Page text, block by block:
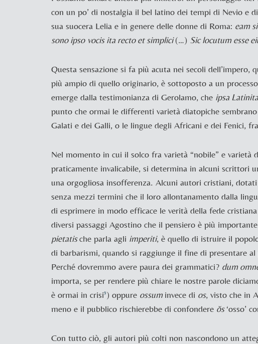
con un po’ di nostalgia il bel latino dei tempi di Nevio e di
sua suocera Lelia e in genere delle donne di Roma: eam
sono ipso vocis ita recto et simplici(…) Sic locutum esse
Questa sensazione si fa più acuta nei secoli
più ampio di quello originario, è sottoposto a un
emerge dalla testimonianza di Gerolamo, che ipsa
punto che ormai le differenti varietà diatopiche
Galati e dei Galli, o le lingue degli Africani e dei Fenici,
Nel momento in cui il solco fra varietà “nobile” e varietà
praticamente invalicabile, si determina in alcuni scrittori
una orgogliosa insofferenza. Alcuni autori cristiani,
senza mezzi termini che il loro allontanamento dalla
di esprimere in modo efficace le verità della fede
diversi passaggi Agostino che il pensiero è più
pietatische parla agli imperiti, è quello di istruire il
di barbarismi, quando si raggiunge il fine di presentare
Perché dovremmo avere paura dei grammatici? dum
importa, se per rendere più chiare le nostre parole
è ormai in crisi9 ) oppure ossuminvece di os, visto che in
meno e il pubblico rischierebbe di confondere ŏs‘osso’
Con tutto ciò, gli autori più colti non nascondono un